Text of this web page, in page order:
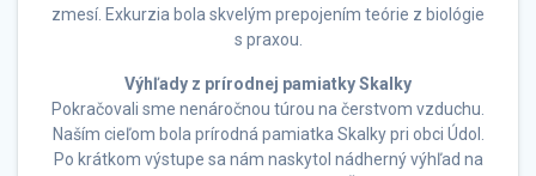
zmesí. Exkurzia bola skvelým prepojením teórie z biológie
s praxou.
Výhľady z prírodnej pamiatky Skalky
Pokračovali sme nenáročnou túrou na čerstvom vzduchu.
Naším cieľom bola prírodná pamiatka Skalky pri obci Údol.
Po krátkom výstupe sa nám naskytol nádherný výhľad na